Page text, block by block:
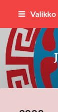
Siirry
sisältöön
Valikko